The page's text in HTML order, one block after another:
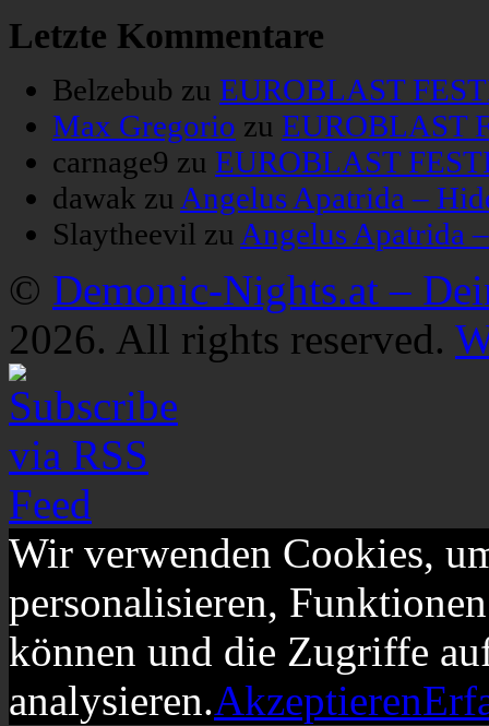
Letzte Kommentare
Belzebub zu EUROBLAST
Max Gregorio zu EUROBLAST
carnage9 zu EUROBLAST
dawak zu Angelus Apatrida –
Slaytheevil zu Angelus Apatrida
© Demonic-Nights.at –
2026. All rights reserved.
Wir verwenden Cookies,
personalisieren,
können und die Zugriffe
analysieren.Akzeptieren